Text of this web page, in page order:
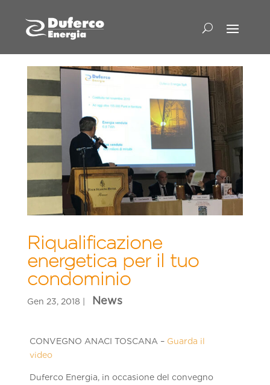
Riqualificazione
energetica per il tuo
condominio
CONVEGNO ANACI TOSCANA – Guarda il
video
Duferco Energia, in occasione del convegno